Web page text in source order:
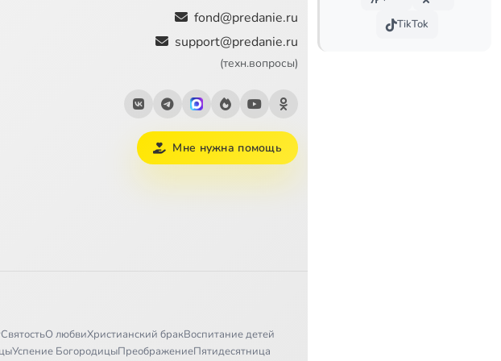
55:51
1:29:00
fond@predanie.ru
support@predanie.ru
(техн.вопросы)
Мне нужна помощь
СвятостьО любвиХристианский бракВоспитание детей
Успение БогородицыПреображениеПятидесятница
TikTok